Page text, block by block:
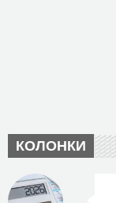
КОЛОНКИ